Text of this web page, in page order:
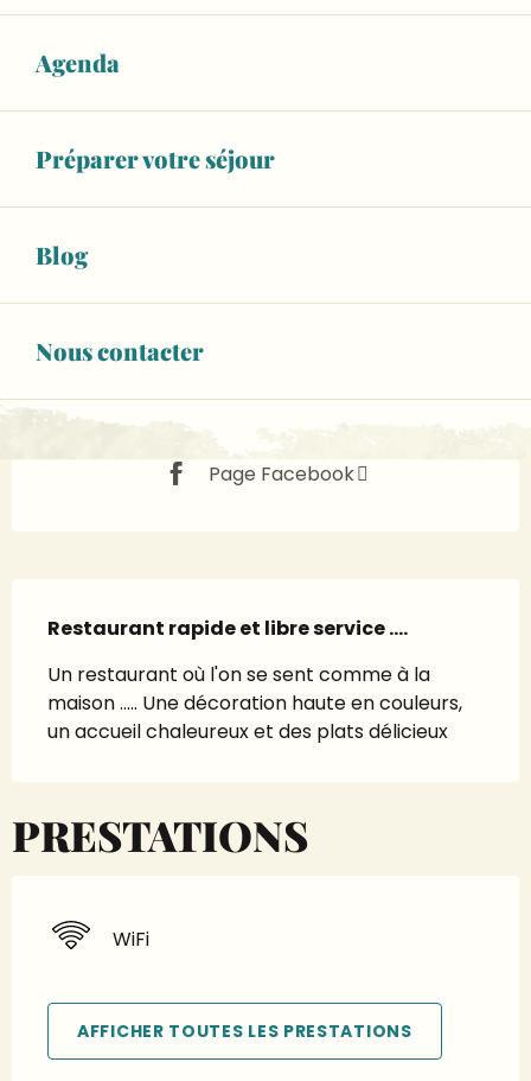
Agenda
Préparer votre séjour
Blog
Nous contacter
Fermé aujourd'hui
12,00 €
Menu adulte
CONTACTEZ-NOUS
Page Facebook
Restaurant rapide et libre service ....
Un restaurant où l'on se sent comme à la
maison ..... Une décoration haute en couleurs,
un accueil chaleureux et des plats délicieux
PRESTATIONS
WiFi
AFFICHER TOUTES LES PRESTATIONS